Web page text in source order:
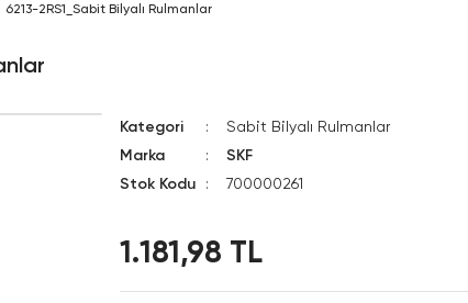
6213-2RS1_Sabit Bilyalı Rulmanlar
Kategori
Sabit Bilyalı Rulmanlar
Marka
SKF
Stok Kodu
700000261
1.181,98 TL